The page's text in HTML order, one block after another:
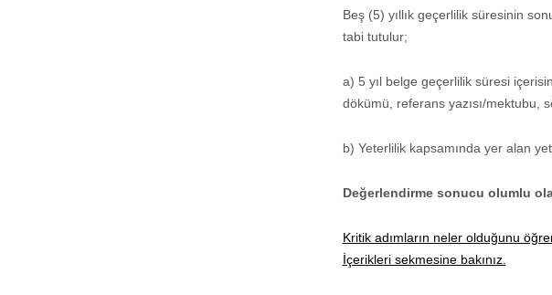
Beş (5) yıllık geçerlilik süresinin
tabi tutulur;
a) 5 yıl belge geçerlilik süresi
dökümü, referans yazısı/mektubu,
b) Yeterlilik kapsamında yer alan
Değerlendirme sonucu olumlu
Kritik adımların neler olduğunu
İçerikleri sekmesine bakınız.